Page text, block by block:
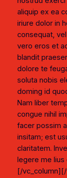
aliquip ex ea
iriure dolor in
consequat,
vero eros et
blandit
dolore te
soluta nobis
doming id
Nam liber
congue nihil
facer possim
insitam; est
claritatem.
legere me lius
[/